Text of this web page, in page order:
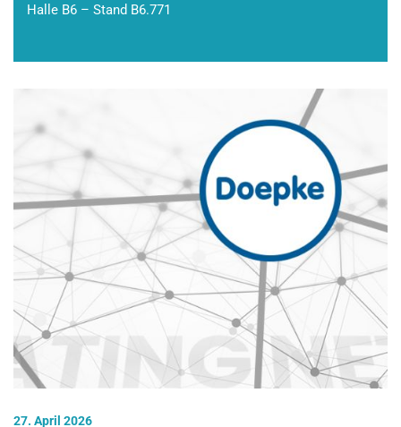
Halle B6 – Stand B6.771
27. April 2026